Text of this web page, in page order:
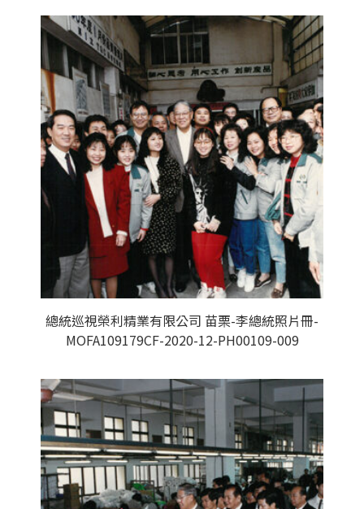
總統巡視榮利精業有限公司 苗栗-李總統照片冊-
MOFA109179CF-2020-12-PH00109-009